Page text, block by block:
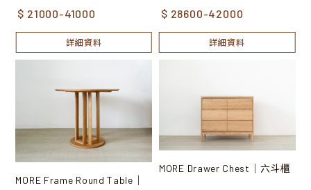
$ 21000-41000
詳細資料
$ 28600-42000
詳細資料
MORE Frame Round Table｜
MORE Drawer Chest｜六斗櫃